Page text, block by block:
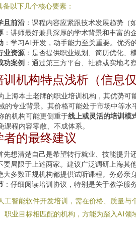
备以下几个核心要素：
且前沿 ：课程内容应紧跟技术发展趋势（
：讲师最好兼具深厚的学术背景和丰富的
：学习AI开发，动手能力至关重要。优秀
业资源 ：是否提供职业规划、简历优化、
功案例 ：通过第三方平台、社群或实地考
机构特点浅析（信息
上海本土老牌的职业培训机构，其优势可
的专业背景。其价格可能处于市场中等水
的机构可能更侧重于线上或灵活的培训模
课程内容零散、不成体系。
者的最终建议
先想清楚自己是希望转行就业、技能提升
要局限于上述两家。建议广泛调研上海
大多数正规机构都提供试听课程。务必亲
：仔细阅读培训协议，特别是关于教学服
智能软件开发培训，需在价格、质量与
职业目标相匹配的机构，方能为踏入AI领